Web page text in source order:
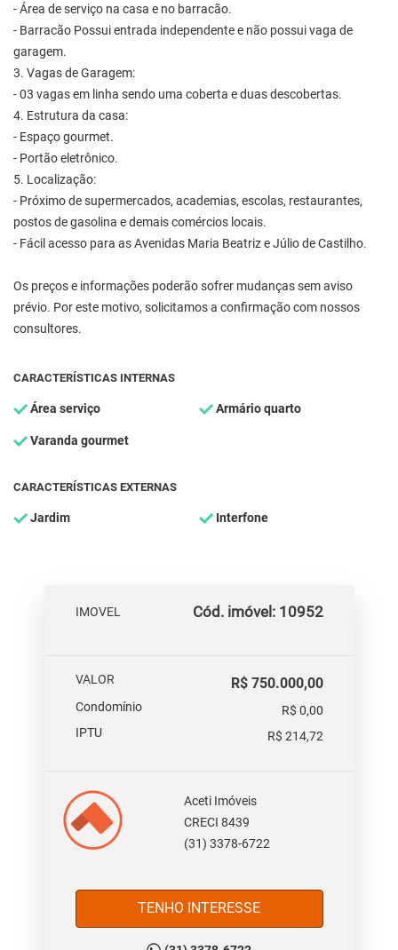
- Área de serviço na casa e no barracão.
- Barracão Possui entrada independente e não possui vaga de
garagem.
3. Vagas de Garagem:
- 03 vagas em linha sendo uma coberta e duas descobertas.
4. Estrutura da casa:
- Espaço gourmet.
- Portão eletrônico.
5. Localização:
- Próximo de supermercados, academias, escolas, restaurantes,
postos de gasolina e demais comércios locais.
- Fácil acesso para as Avenidas Maria Beatriz e Júlio de Castilho.
Os preços e informações poderão sofrer mudanças sem aviso
prévio. Por este motivo, solicitamos a confirmação com nossos
consultores.
CARACTERÍSTICAS INTERNAS
Área serviço Armário quarto
Varanda gourmet
CARACTERÍSTICAS EXTERNAS
Jardim Interfone
IMOVEL Cód. imóvel: 10952
VALOR R$ 750.000,00
Condomínio
R$ 0,00
IPTU
R$ 214,72
Aceti Imóveis
CRECI 8439
(31) 3378-6722
TENHO INTERESSE